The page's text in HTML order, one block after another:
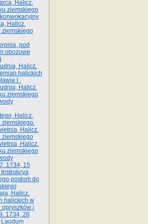
Halicz.
ziemskiego
Halicz.
ziemskiego
pod
obozowe
Halicz.
halickich
I .
Halicz.
ziemskiego
Halicz.
ziemskiego.
Halicz.
ziemskiego
Halicz.
ziemskiego
1734, 15
posłom do
Halicz.
halickich w
i
1734, 26